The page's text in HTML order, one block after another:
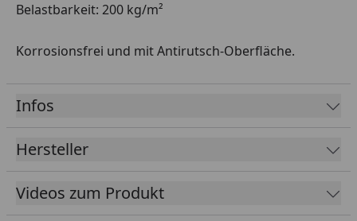
Belastbarkeit: 200 kg/m²
Korrosionsfrei und mit Antirutsch-Oberfläche.
Infos
Hersteller
Videos zum Produkt